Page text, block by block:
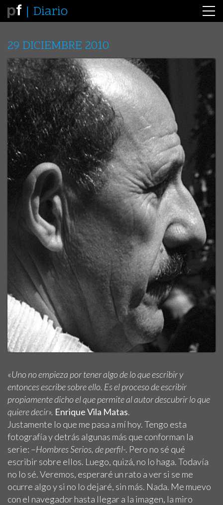
Diario
29 DICIEMBRE 2010
«Uno no empieza por tener algo de lo que escribir y
entonces escribe sobre ello. Es el proceso de escribir
propiamente dicho el que permite al autor descubrir lo que
quiere decir». Enrique Vila Matas.
Justamente lo que me pasa a mí hoy. Tengo esta
fotografía y detrás algunas más que conforman la
serie: –Hombres Serios, de perfil-. Pero no sé qué
escribir sobre ellos. Luego, quizá, no lo haga. Todavía
no lo sé. Veremos, esperaré un rato a ver si se me
ocurre algo y si no lo dejaré, sin más. Nada. Me muevo
con el navegador hasta llegar a la imagen, la miro